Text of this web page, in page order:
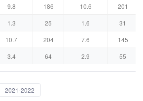
9.8 186 10.6
201
1.3 25 1.6
31
10.7 204 7.6
145
3.4 64 2.9 55
2021-2022